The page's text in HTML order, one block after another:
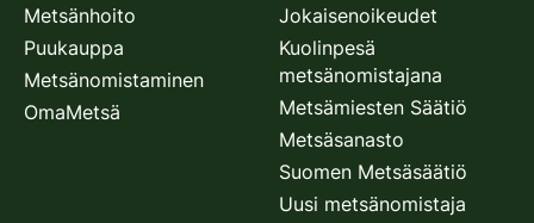
Metsänhoito
Puukauppa
Metsänomistaminen
OmaMetsä
Jokaisenoikeudet
Kuolinpesä
metsänomistajana
Metsämiesten Säätiö
Metsäsanasto
Suomen Metsäsäätiö
Uusi metsänomistaja